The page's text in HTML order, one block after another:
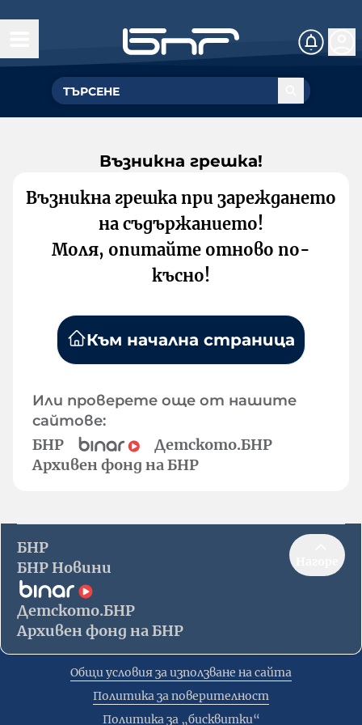
Възникна грешка!
Възникна грешка при зареждането
на съдържанието!
Моля, опитайте отново по-
късно!
Към начална страница
Или проверете още от нашите
сайтове:
БНР
Детското.БНР
Архивен фонд на БНР
БНР
БНР Новини
Детското.БНР
Архивен фонд на БНР
Общи условия за използване на сайта
Политика за поверителност
Политика за „бисквитки“